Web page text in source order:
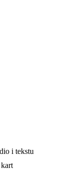
i tekstu